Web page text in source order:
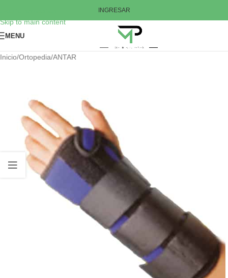
Skip to main content
INGRESAR
MENU
Inicio/Ortopedia/ANTAR